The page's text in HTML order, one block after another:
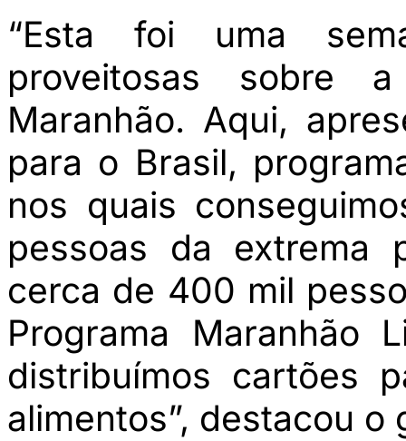
“Esta foi uma
proveitosas sobre
Maranhão. Aqui,
para o Brasil,
nos quais
pessoas da extrema
cerca de 400 mil
Programa Maranhão
distribuímos cartões
alimentos”, destacou o